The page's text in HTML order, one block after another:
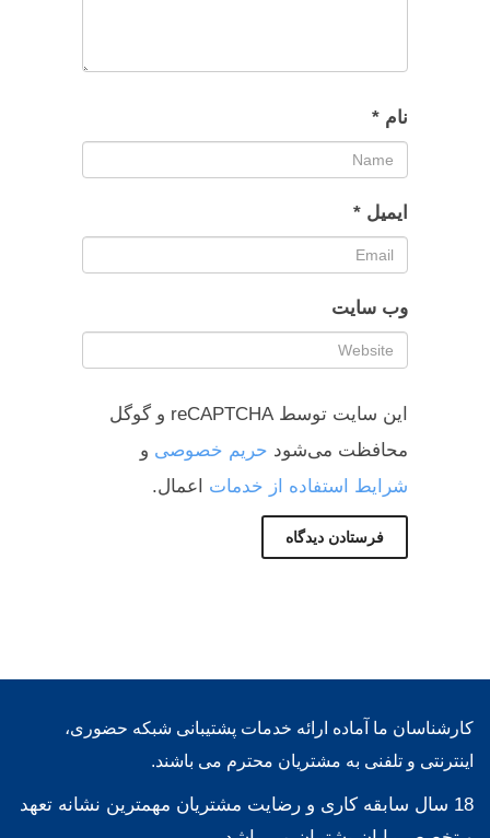
نام *
ایمیل *
وب‌ سایت
این سایت توسط reCAPTCHA و گوگل
محافظت می‌شود حریم خصوصی و
شرایط استفاده از خدمات اعمال.
کارشناسان ما آماده ارائه خدمات پشتیبانی شبکه حضوری،
اینترنتی و تلفنی به مشتریان محترم می باشند.
18 سال سابقه کاری و رضایت مشتریان مهمترین نشانه تعهد